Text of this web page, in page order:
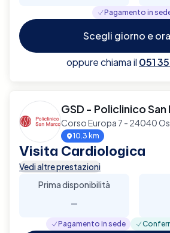
Pagamento in
Scegli giorno e ora
oppure chiama il 051
GSD - Policlinico San
Corso Europa 7 - 24040
10.3 km
Visita Cardiologica
Vedi altre prestazioni
Prima disponibilità
-
Pagamento in sede